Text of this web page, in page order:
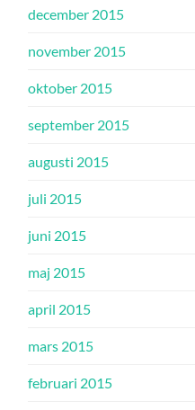
december 2015
november 2015
oktober 2015
september 2015
augusti 2015
juli 2015
juni 2015
maj 2015
april 2015
mars 2015
februari 2015